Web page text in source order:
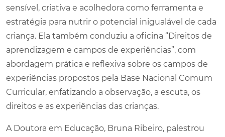
sensível, criativa e acolhedora como ferramenta e
estratégia para nutrir o potencial inigualável de cada
criança. Ela também conduziu a oficina “Direitos de
aprendizagem e campos de experiências”, com
abordagem prática e reflexiva sobre os campos de
experiências propostos pela Base Nacional Comum
Curricular, enfatizando a observação, a escuta, os
direitos e as experiências das crianças.
A Doutora em Educação, Bruna Ribeiro, palestrou